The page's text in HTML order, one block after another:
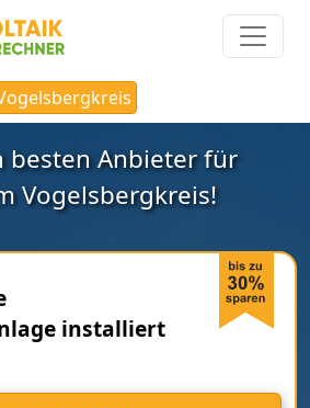
besten Anbieter für
Vogelsbergkreis!
installiert